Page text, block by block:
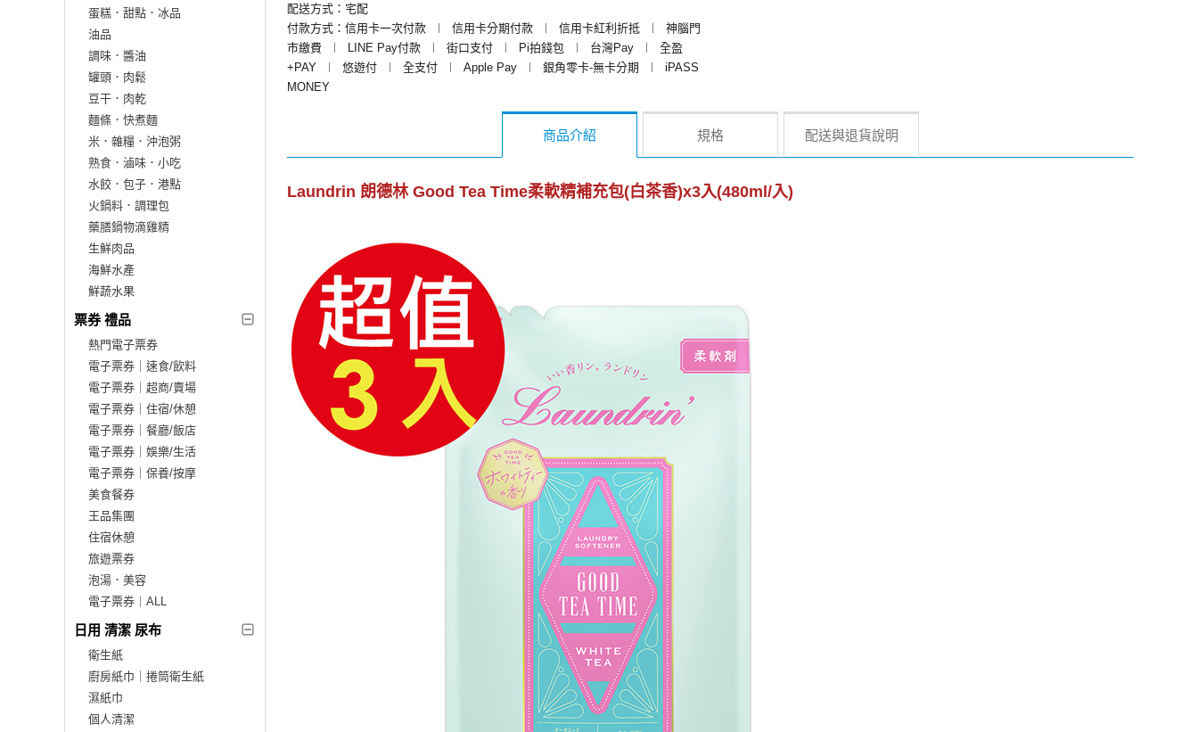
蛋糕．甜點．冰品
油品
調味．醬油
罐頭．肉鬆
豆干．肉乾
麵條．快煮麵
米．雜糧．沖泡粥
熟食．滷味．小吃
水餃．包子．港點
火鍋料．調理包
藥膳鍋物滴雞精
生鮮肉品
海鮮水產
鮮蔬水果
票券 禮品
熱門電子票券
電子票券｜速食/飲料
電子票券｜超商/賣場
電子票券｜住宿/休憩
電子票券｜餐廳/飯店
電子票券｜娛樂/生活
電子票券｜保養/按摩
美食餐券
王品集團
住宿休憩
旅遊票券
泡湯．美容
電子票券｜ALL
日用 清潔 尿布
衛生紙
廚房紙巾｜捲筒衛生紙
濕紙巾
個人清潔
配送方式：宅配
付款方式：信用卡一次付款
︱ 信用卡分期付款 ︱ 信用卡紅利折抵 ︱
神腦門
市繳費
︱ LINE Pay付款 ︱ 街口支付 ︱ Pi拍錢包 ︱ 台灣Pay ︱
全盈
+PAY
︱ 悠遊付 ︱ 全支付 ︱ Apple Pay ︱ 銀角零卡-無卡分期 ︱
iPASS
MONEY
商品介紹 規格 配送與退貨說明
Laundrin 朗德林 Good Tea Time柔軟精補充包(白茶香)x3入(480ml/入)